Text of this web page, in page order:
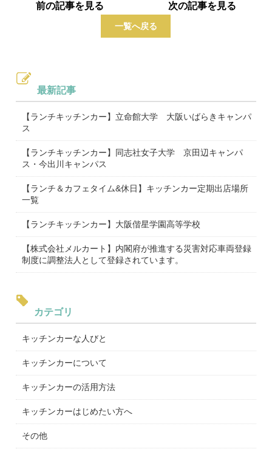
前の記事を見る
一覧へ戻る
次の記事を見る
最新記事
【ランチキッチンカー】立命館大学 大阪いばらきキャンパ
ス
【ランチキッチンカー】同志社女子大学 京田辺キャンパ
ス・今出川キャンパス
【ランチ＆カフェタイム&休日】キッチンカー定期出店場所
一覧
【ランチキッチンカー】大阪偕星学園高等学校
【株式会社メルカート】内閣府が推進する災害対応車両登録
制度に調整法人として登録されています。
カテゴリ
キッチンカーな人びと
キッチンカーについて
キッチンカーの活用方法
キッチンカーはじめたい方へ
その他